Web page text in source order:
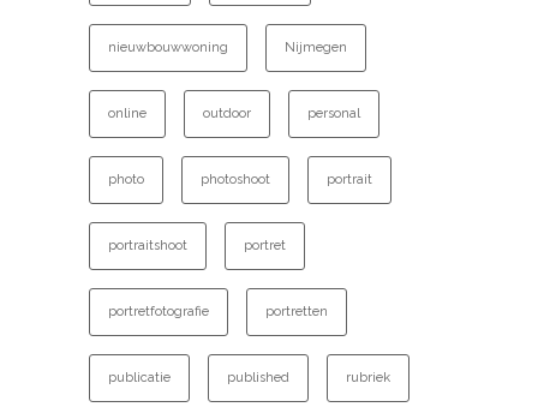
nieuwbouwwoning Nijmegen
online outdoor personal
photo photoshoot portrait
portraitshoot portret
portretfotografie portretten
publicatie published rubriek